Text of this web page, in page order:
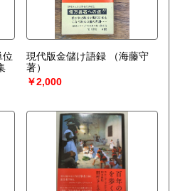
現代版金儲け語録
（海藤守
著）
￥2,000